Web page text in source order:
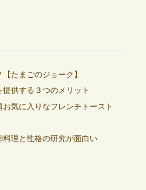
たまごのジョーク】
供する３つのメリット
気に入りなフレンチトースト
理と性格の研究が面白い